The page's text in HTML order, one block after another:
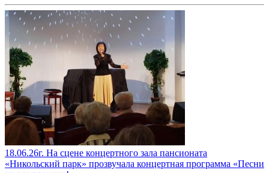
18.06.26г. На сцене концертного зала пансионата
«Никольский парк» прозвучала концертная программа «Песни